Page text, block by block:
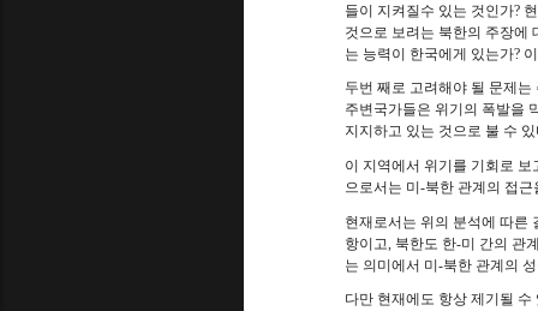
들이 지켜질수 있는 것인가?
것으로 보려는 북한의 주장에
는 능력이 한국에게 있는가?
두번 째로 고려해야 될 문제
주변국가들은 위기의 폭발을
지지하고 있는 것으로 불 수 있
이 지역에서 위기를 기회로
으로서는 미 -북한 관계의 접근
현재로서는 위의 분석에 따른
항이고
북한도 한-미 간의 관
는 의미에서 미-북한 관계의
다만 현재에도 항상 제기될 수